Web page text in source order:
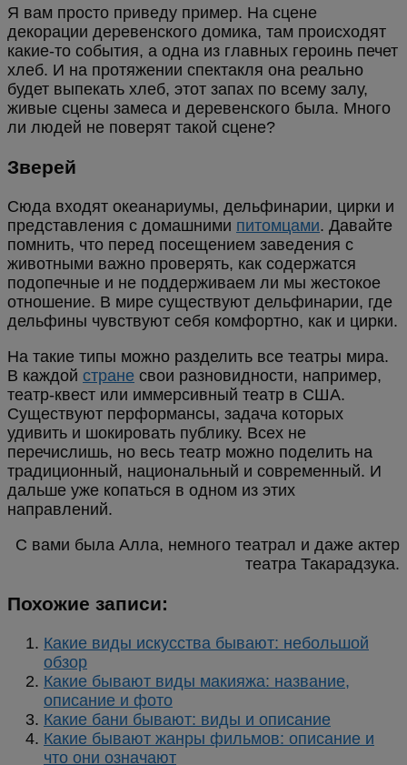
Я вам просто приведу пример. На сцене
декорации деревенского домика, там происходят
какие-то события, а одна из главных героинь печет
хлеб. И на протяжении спектакля она реально
будет выпекать хлеб, этот запах по всему залу,
живые сцены замеса и деревенского была. Много
ли людей не поверят такой сцене?
Зверей
Сюда входят океанариумы, дельфинарии, цирки и
представления с домашними питомцами. Давайте
помнить, что перед посещением заведения с
животными важно проверять, как содержатся
подопечные и не поддерживаем ли мы жестокое
отношение. В мире существуют дельфинарии, где
дельфины чувствуют себя комфортно, как и цирки.
На такие типы можно разделить все театры мира.
В каждой стране свои разновидности, например,
театр-квест или иммерсивный театр в США.
Существуют перформансы, задача которых
удивить и шокировать публику. Всех не
перечислишь, но весь театр можно поделить на
традиционный, национальный и современный. И
дальше уже копаться в одном из этих
направлений.
С вами была Алла, немного театрал и даже актер
театра Такарадзука.
Похожие записи:
Какие виды искусства бывают: небольшой
обзор
Какие бывают виды макияжа: название,
описание и фото
Какие бани бывают: виды и описание
Какие бывают жанры фильмов: описание и
что они означают